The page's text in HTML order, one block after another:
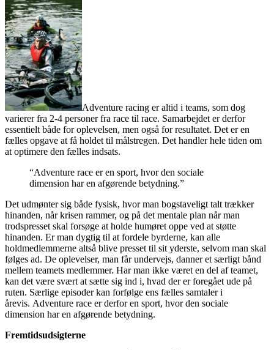
Adventure racing er altid i teams, som dog
varierer fra 2-4 personer fra race til race. Samarbejdet er derfor
essentielt både for oplevelsen, men også for resultatet. Det er en
fælles opgave at få holdet til målstregen. Det handler hele tiden om
at optimere den fælles indsats.
“Adventure race er en sport, hvor den sociale
dimension har en afgørende betydning.”
Det udmønter sig både fysisk, hvor man bogstaveligt talt trækker
hinanden, når krisen rammer, og på det mentale plan når man
trodspresset skal forsøge at holde humøret oppe ved at støtte
hinanden. Er man dygtig til at fordele byrderne, kan alle
holdmedlemmerne altså blive presset til sit yderste, selvom man skal
følges ad. De oplevelser, man får undervejs, danner et særligt bånd
mellem teamets medlemmer. Har man ikke været en del af teamet,
kan det være svært at sætte sig ind i, hvad der er foregået ude på
ruten. Særlige episoder kan forfølge ens fælles samtaler i
årevis. Adventure race er derfor en sport, hvor den sociale
dimension har en afgørende betydning.
Fremtidsudsigterne